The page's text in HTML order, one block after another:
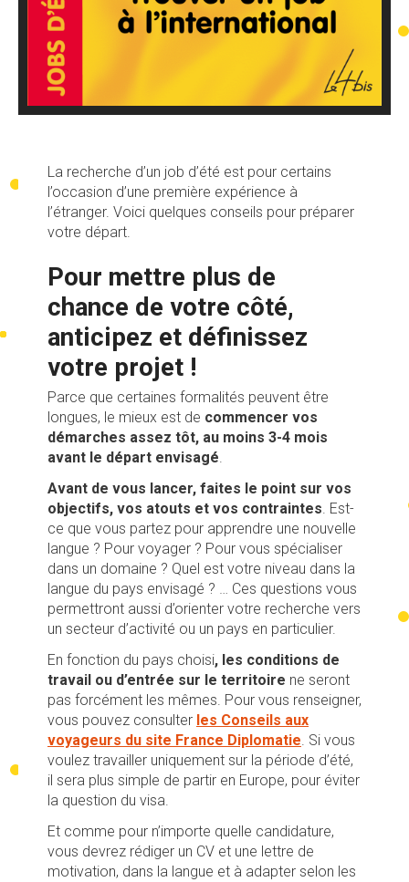
La recherche d’un job d’été est pour certains
l’occasion d’une première expérience à
l’étranger. Voici quelques conseils pour préparer
votre départ.
Pour mettre plus de
chance de votre côté,
anticipez et définissez
votre projet !
Parce que certaines formalités peuvent être
longues, le mieux est de commencer vos
démarches assez tôt, au moins 3-4 mois
avant le départ envisagé.
Avant de vous lancer, faites le point sur vos
objectifs, vos atouts et vos contraintes. Est-
ce que vous partez pour apprendre une nouvelle
langue ? Pour voyager ? Pour vous spécialiser
dans un domaine ? Quel est votre niveau dans la
langue du pays envisagé ? … Ces questions vous
permettront aussi d’orienter votre recherche vers
un secteur d’activité ou un pays en particulier.
En fonction du pays choisi, les conditions de
travail ou d’entrée sur le territoire ne seront
pas forcément les mêmes. Pour vous renseigner,
vous pouvez consulter les Conseils aux
voyageurs du site France Diplomatie. Si vous
voulez travailler uniquement sur la période d’été,
il sera plus simple de partir en Europe, pour éviter
la question du visa.
Et comme pour n’importe quelle candidature,
vous devrez rédiger un CV et une lettre de
motivation, dans la langue et à adapter selon les